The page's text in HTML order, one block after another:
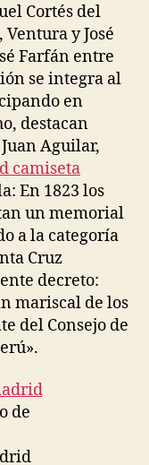
Cortés del
y José
Farfán entre
se integra al
en
destacan
Aguilar,
camiseta
En 1823 los
un memorial
a la categoría
Cruz
decreto:
mariscal de los
del Consejo de